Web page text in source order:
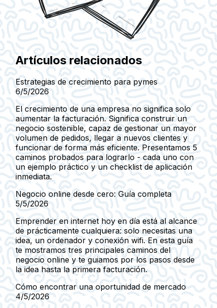
Artículos relacionados
Estrategias de crecimiento para pymes
6/5/2026
El crecimiento de una empresa no significa solo
aumentar la facturación. Significa construir un
negocio sostenible, capaz de gestionar un mayor
volumen de pedidos, llegar a nuevos clientes y
funcionar de forma más eficiente. Presentamos 5
caminos probados para lograrlo - cada uno con
un ejemplo práctico y un checklist de aplicación
inmediata.
Negocio online desde cero: Guía completa
5/5/2026
Emprender en internet hoy en día está al alcance
de prácticamente cualquiera: solo necesitas una
idea, un ordenador y conexión wifi. En esta guía
te mostramos tres principales caminos del
negocio online y te guiamos por los pasos desde
la idea hasta la primera facturación.
Cómo encontrar una oportunidad de mercado
4/5/2026